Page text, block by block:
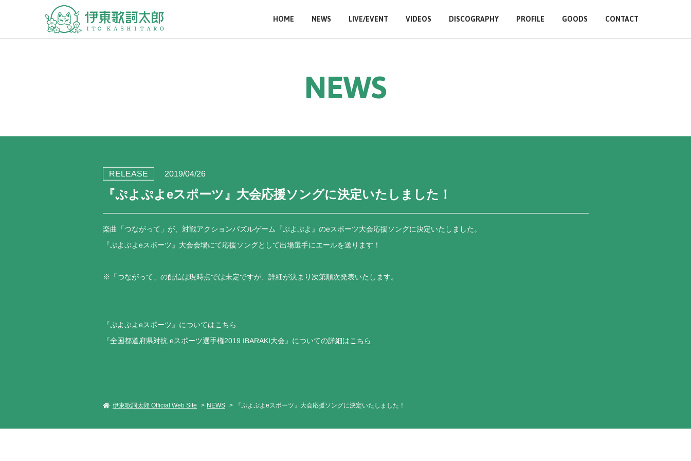
HOME NEWS LIVE/EVENT VIDEOS DISCOGRAPHY PROFILE GOODS CONTACT
NEWS
RELEASE 2019/04/26
『ぷよぷよeスポーツ』大会応援ソングに決定いたしました！
楽曲「つながって」が、対戦アクションパズルゲーム『ぷよぷよ』のeスポーツ大会応援ソングに決定いたしました。
『ぷよぷよeスポーツ』大会会場にて応援ソングとして出場選手にエールを送ります！
※「つながって」の配信は現時点では未定ですが、詳細が決まり次第順次発表いたします。
『ぷよぷよeスポーツ』についてはこちら
『全国都道府県対抗 eスポーツ選手権2019 IBARAKI大会』についての詳細はこちら
伊東歌詞太郎 Official Web Site NEWS 『ぷよぷよeスポーツ』大会応援ソングに決定いたしました！